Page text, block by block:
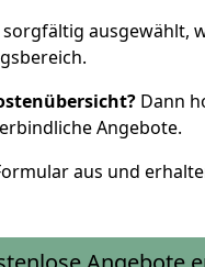
ausgewählt,
Dann
Angebote.
aus und